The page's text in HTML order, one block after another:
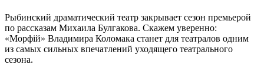
Рыбинский драматический театр закрывает сезон премьерой
по рассказам Михаила Булгакова. Скажем уверенно:
«Морфiй» Владимира Коломака станет для театралов одним
из самых сильных впечатлений уходящего театрального
сезона.